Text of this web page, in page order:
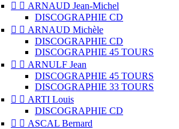
  ARNAUD Jean-Michel
DISCOGRAPHIE CD
  ARNAUD Michèle
DISCOGRAPHIE CD
DISCOGRAPHIE 45 TOURS
  ARNULF Jean
DISCOGRAPHIE 45 TOURS
DISCOGRAPHIE 33 TOURS
  ARTI Louis
DISCOGRAPHIE CD
  ASCAL Bernard